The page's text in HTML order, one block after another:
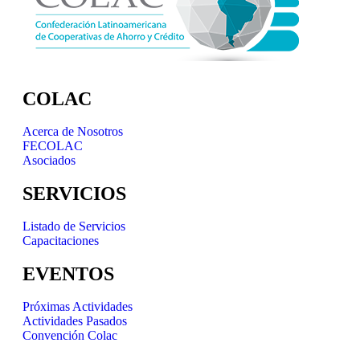
COLAC
Acerca de Nosotros
FECOLAC
Asociados
SERVICIOS
Listado de Servicios
Capacitaciones
EVENTOS
Próximas Actividades
Actividades Pasados
Convención Colac